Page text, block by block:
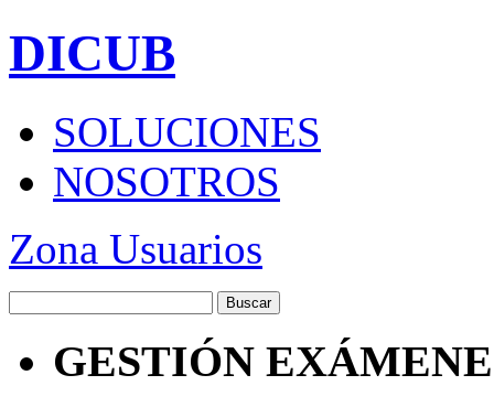
DICUB
SOLUCIONES
NOSOTROS
Zona Usuarios
GESTIÓN